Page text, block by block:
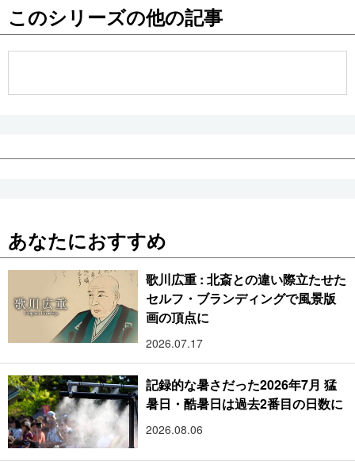
東京
このシリーズの他の記事
あなたにおすすめ
歌川広重 : 北斎との違い際立たせた
セルフ・ブランディングで風景版
画の頂点に
2026.07.17
記録的な暑さだった2026年7月 猛
暑日・酷暑日は過去2番目の日数に
2026.08.06